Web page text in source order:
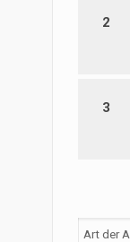
2
3
Art der